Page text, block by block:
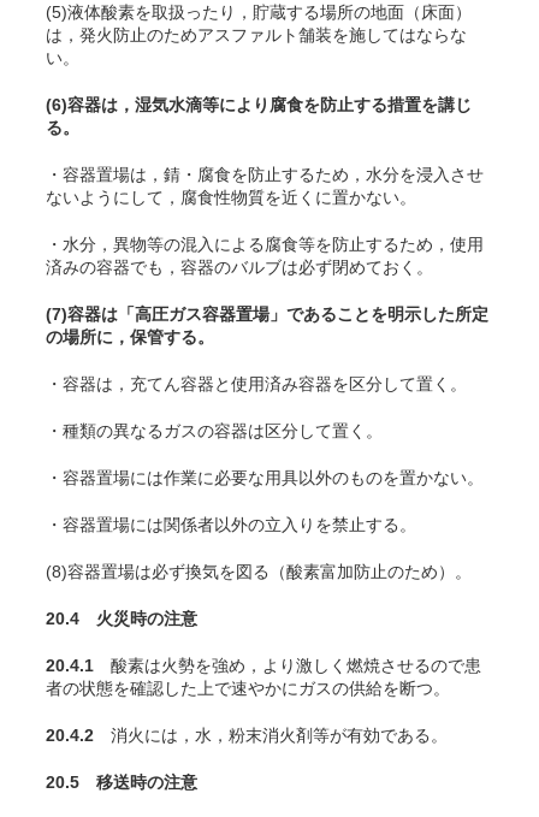
(5)液体酸素を取扱ったり，貯蔵する場所の地面（床面）
は，発火防止のためアスファルト舗装を施してはならな
い。
(6)容器は，湿気水滴等により腐食を防止する措置を講じ
る。
・容器置場は，錆・腐食を防止するため，水分を浸入させ
ないようにして，腐食性物質を近くに置かない。
・水分，異物等の混入による腐食等を防止するため，使用
済みの容器でも，容器のバルブは必ず閉めておく。
(7)容器は「高圧ガス容器置場」であることを明示した所定
の場所に，保管する。
・容器は，充てん容器と使用済み容器を区分して置く。
・種類の異なるガスの容器は区分して置く。
・容器置場には作業に必要な用具以外のものを置かない。
・容器置場には関係者以外の立入りを禁止する。
(8)容器置場は必ず換気を図る（酸素富加防止のため）。
20.4 火災時の注意
20.4.1 酸素は火勢を強め，より激しく燃焼させるので患
者の状態を確認した上で速やかにガスの供給を断つ。
20.4.2 消火には，水，粉末消火剤等が有効である。
20.5 移送時の注意